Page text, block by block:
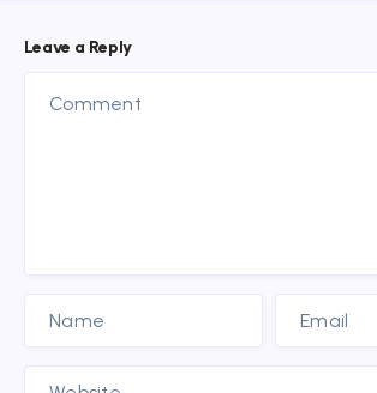
Leave a Reply